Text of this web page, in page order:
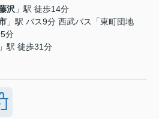
沢 」駅 徒歩14分
」駅 バス9分 西武バス「東町団地
分
」駅 徒歩31分